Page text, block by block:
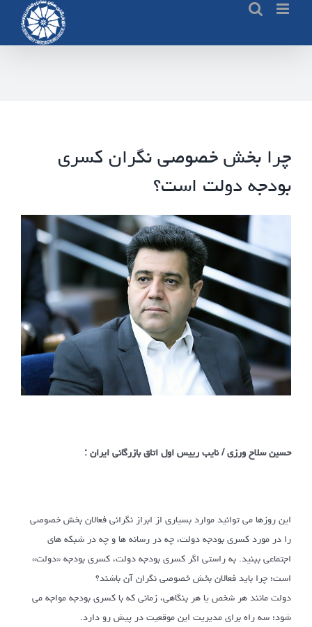
content
چرا بخش خصوصی نگران کسری
بودجه دولت است؟
حسین سلاح ورزی / نایب رییس اول اتاق بازرگانی ایران :
این روزها می توانید موارد بسیاری از ابراز نگرانی فعالان بخش خصوصی
را در مورد کسری بودجه دولت، چه در رسانه ها و چه در شبکه های
اجتماعی ببنید. به راستی اگر کسری بودجه دولت، کسری بودجه «دولت»
است؛ چرا باید فعالان بخش خصوصی نگران آن باشند؟
دولت مانند هر شخص یا هر بنگاهی، زمانی که با کسری بودجه مواجه می
شود؛ سه راه برای مدیریت این موقعیت در پیش رو دارد.